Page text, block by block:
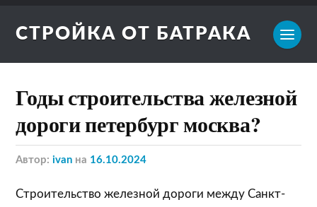
СТРОЙКА ОТ БАТРАКА
Годы строительства железной
дороги петербург москва?
Автор:ivan на 16.10.2024
Строительство железной дороги между Санкт-